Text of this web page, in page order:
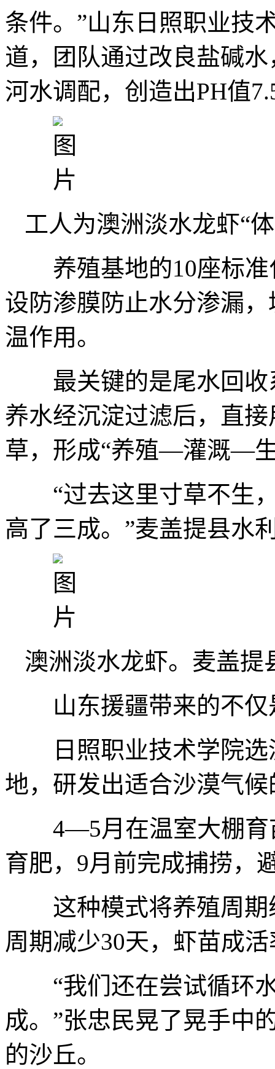
条件。”山东日照职业技
道，团队通过改良盐碱
河水调配，创造出PH值
工人为澳洲淡水龙虾“
养殖基地的10座标准
设防渗膜防止水分渗漏
温作用。
最关键的是尾水回收
养水经沉淀过滤后，直
草，形成“养殖—灌溉—
“过去这里寸草不生，
高了三成。”麦盖提县水
澳洲淡水龙虾。麦盖提
山东援疆带来的不仅
日照职业技术学院选
地，研发出适合沙漠气
4—5月在温室大棚育
育肥，9月前完成捕捞，
这种模式将养殖周期
周期减少30天，虾苗成
“我们还在尝试循环水
成。”张忠民晃了晃手中
的沙丘。